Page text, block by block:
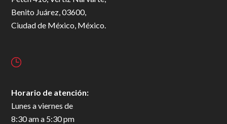
Benito Juárez, 03600,
Ciudad de México, México.
Horario de atención:
Lunes a viernes de
8:30 am a 5:30 pm